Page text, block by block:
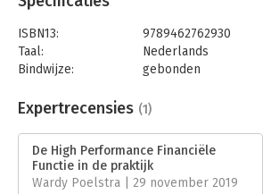
ISBN13:
9789462762930
Taal:
Nederlands
Bindwijze:
gebonden
Uitgever:
Boom
Verschijningsdatum:
22-5-2019
Hoofdrubriek: Financieel management
Expertrecensies (1)
De High Performance Financiële
Functie in de praktijk
Wardy Poelstra | 29 november 2019